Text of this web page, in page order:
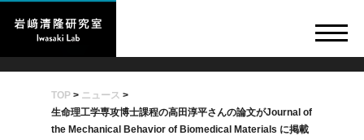
TOP> ニュース >
生命理工学専攻博士課程の高田淳平さんの論文がJournal of
the Mechanical Behavior of Biomedical Materials に掲載